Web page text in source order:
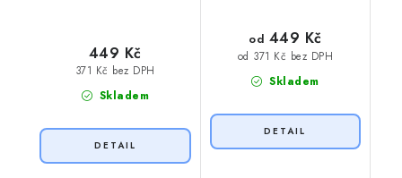
Skladem
371 Kč bez DPH
449 Kč
Skladem
od 371 Kč bez DPH
od 449 Kč